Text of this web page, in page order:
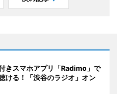
きスマホアプリ「Radimo」で
ける！「渋谷のラジオ」オン